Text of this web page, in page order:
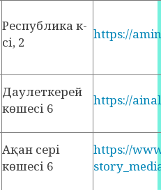
Республика к-
сі, 2
https://
Даулеткерей
көшесі 6
https://
Ақан сері
көшесі 6
https://